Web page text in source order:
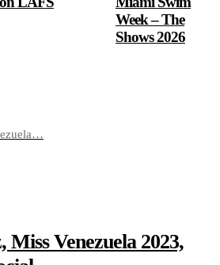
Week – The
Shows 2026
Venezuela 2023,